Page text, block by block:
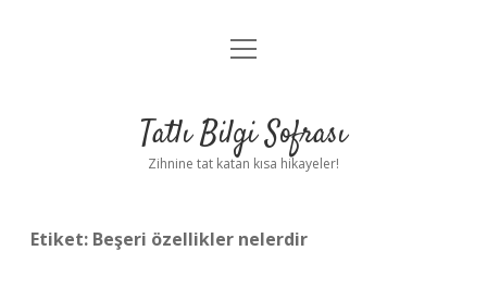
Anasayfa
Yasal Uyarı
menüyü
Tatlı Bilgi Sofrası
Zihnine tat katan kısa hikayeler!
Etiket: Beşeri özellikler nelerdir